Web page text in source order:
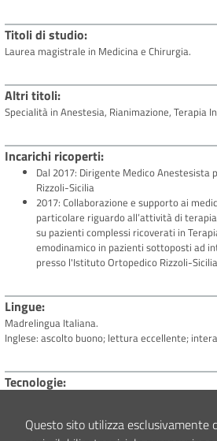
Titoli di studio
Laurea magistrale in Medicina e Chirurgia.
Altri titoli
Specialità in Anestesia, Rianimazione, Terapia
Incarichi ricoperti
Dal 2017: Dirigente Medico
Rizzoli-Sicilia
2017: Collaborazione e supporto ai
particolare riguardo all’attività di
su pazienti complessi ricoverati in
emodinamico in pazienti sottoposti ad
presso l'Istituto Ortopedico Rizzoli-
Lingue
Madrelingua Italiana.
Inglese: ascolto buono; lettura eccellente;
Tecnologie
Questo sito utilizza esclusivamente